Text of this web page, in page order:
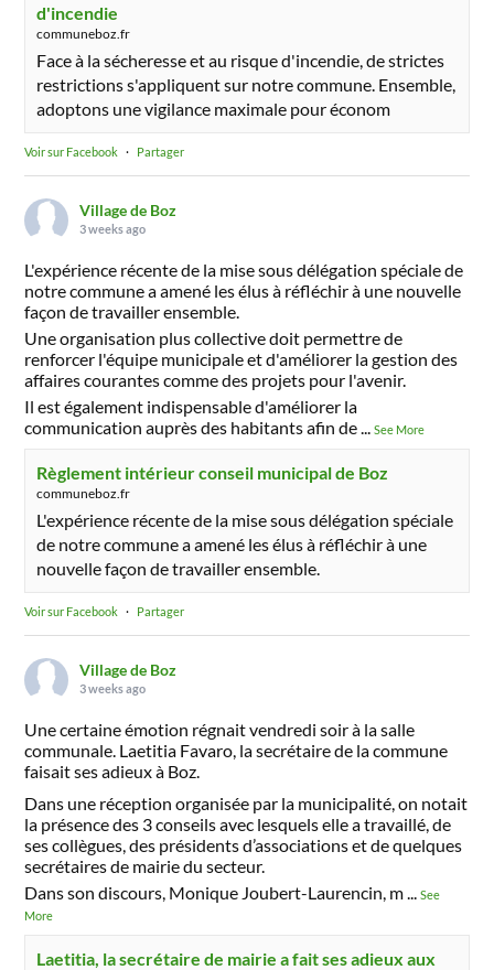
d'incendie
communeboz.fr
Face à la sécheresse et au risque d'incendie, de strictes
restrictions s'appliquent sur notre commune. Ensemble,
adoptons une vigilance maximale pour économ
Voir sur Facebook · Partager
Village de Boz
3 weeks ago
L'expérience récente de la mise sous délégation spéciale de
notre commune a amené les élus à réfléchir à une nouvelle
façon de travailler ensemble.
Une organisation plus collective doit permettre de
renforcer l'équipe municipale et d'améliorer la gestion des
affaires courantes comme des projets pour l'avenir.
Il est également indispensable d'améliorer la
communication auprès des habitants afin de
...See More
Règlement intérieur conseil municipal de Boz
communeboz.fr
L'expérience récente de la mise sous délégation spéciale
de notre commune a amené les élus à réfléchir à une
nouvelle façon de travailler ensemble.
Voir sur Facebook · Partager
Village de Boz
3 weeks ago
Une certaine émotion régnait vendredi soir à la salle
communale. Laetitia Favaro, la secrétaire de la commune
faisait ses adieux à Boz.
Dans une réception organisée par la municipalité, on notait
la présence des 3 conseils avec lesquels elle a travaillé, de
ses collègues, des présidents d’associations et de quelques
secrétaires de mairie du secteur.
Dans son discours, Monique Joubert-Laurencin, m
...See
More
Laetitia, la secrétaire de mairie a fait ses adieux aux